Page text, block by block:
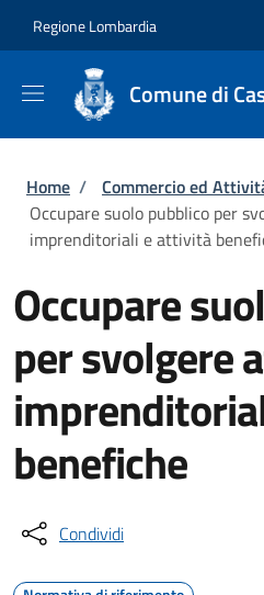
Regione Lombardia
Comune di
Briciole di pane
Home / Commercio ed
Occupare suolo pubblico per
imprenditoriali e attività
Occupare
per svolgere
benefiche
Condividi